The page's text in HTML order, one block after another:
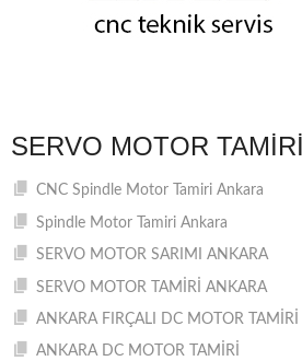
SERVO MOTOR
CNC Spindle Motor Tamiri Ankara
Spindle Motor Tamiri Ankara
SERVO MOTOR SARIMI ANKARA
SERVO MOTOR TAMİRİ ANKARA
ANKARA FIRÇALI DC MOTOR TAMİRİ
ANKARA DC MOTOR TAMİRİ